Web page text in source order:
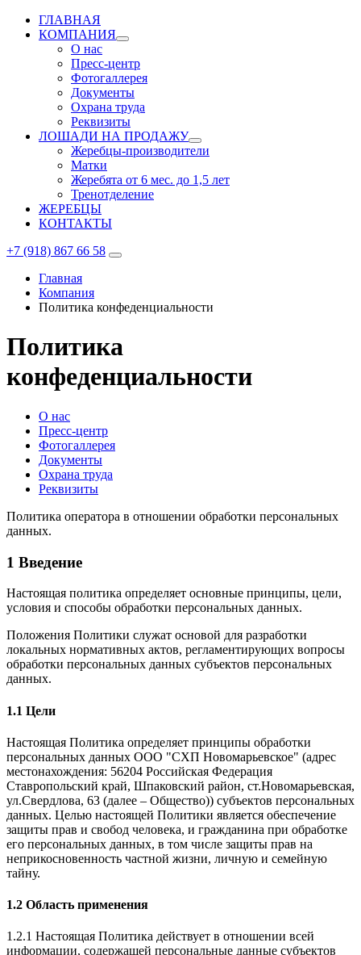
ГЛАВНАЯ
КОМПАНИЯ
О нас
Пресс-центр
Фотогаллерея
Документы
Охрана труда
Реквизиты
ЛОШАДИ НА ПРОДАЖУ
Жеребцы-производители
Матки
Жеребята от 6 мес. до 1,5 лет
Тренотделение
ЖЕРЕБЦЫ
КОНТАКТЫ
+7 (918) 867 66 58
Главная
Компания
Политика конфеденциальности
Политика
конфеденциальности
О нас
Пресс-центр
Фотогаллерея
Документы
Охрана труда
Реквизиты
Политика оператора в отношении обработки персональных
данных.
1 Введение
Настоящая политика определяет основные принципы, цели,
условия и способы обработки персональных данных.
Положения Политики служат основой для разработки
локальных нормативных актов, регламентирующих вопросы
обработки персональных данных субъектов персональных
данных.
1.1 Цели
Настоящая Политика определяет принципы обработки
персональных данных ООО "СХП Новомарьевское" (адрес
местонахождения: 56204 Российская Федерация
Ставропольский край, Шпаковский район, ст.Новомарьевская,
ул.Свердлова, 63 (далее – Общество)) субъектов персональных
данных. Целью настоящей Политики является обеспечение
защиты прав и свобод человека, и гражданина при обработке
его персональных данных, в том числе защиты прав на
неприкосновенность частной жизни, личную и семейную
тайну.
1.2 Область применения
1.2.1 Настоящая Политика действует в отношении всей
информации, содержащей персональные данные субъектов